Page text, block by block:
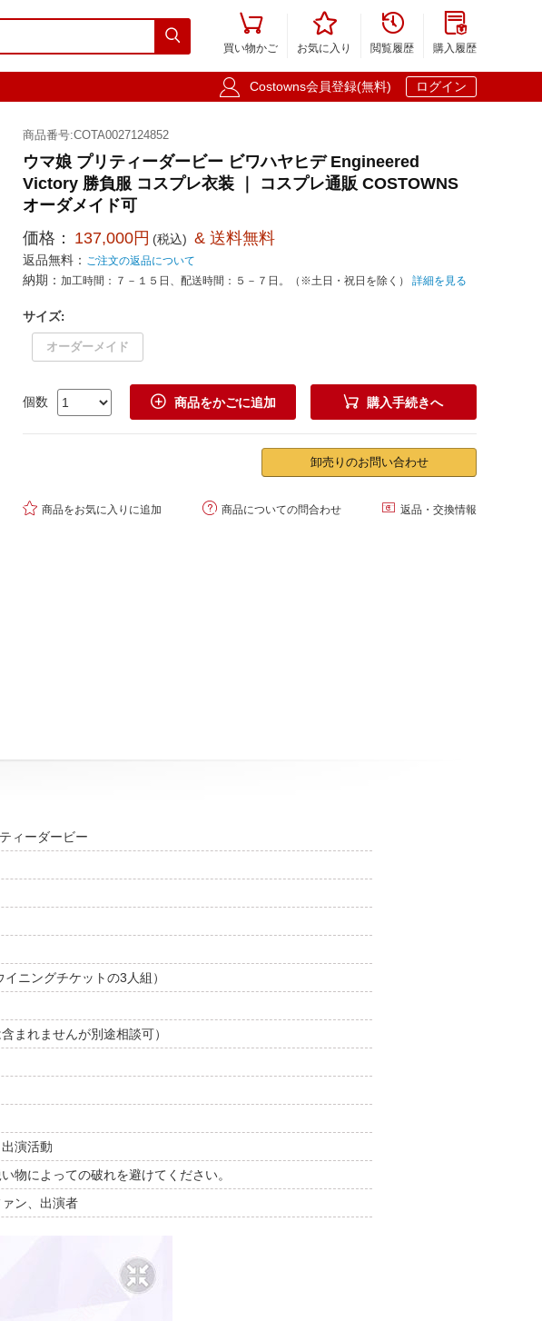


買い物かご

お気に入り

閲覧履歴

購入履歴
 Costowns会員登録(無料) ログイン
商品番号:COTA0027124852
ウマ娘 プリティーダービー ビワハヤヒデ Engineered
Victory 勝負服 コスプレ衣装 ｜ コスプレ通販 COSTOWNS
オーダメイド可
価格： 137,000円 (税込) & 送料無料
返品無料： ご注文の返品について
納期： 加工時間：７－１５日、配送時間：５－７日。（※土日・祝日を除く） 詳細を見る
サイズ:
オーダーメイド
個数  商品をかごに追加  購入手続きへ
卸売りのお問い合わせ
 商品をお気に入りに追加  商品についての問合わせ  返品・交換情報
ィーダービー
ニングチケットの3人組）
まれませんが別途相談可）
演活動
物によっての破れを避けてください。
ン、出演者